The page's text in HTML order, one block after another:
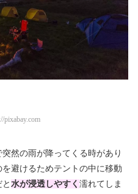
pixabay.com
然の雨が降ってくる時があり
避けるためテントの中に移動
水が浸透しやすく 濡れてしま